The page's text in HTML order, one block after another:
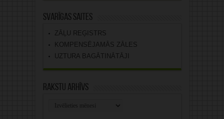
Svarīgas saites
ZĀĻU REĢISTRS
KOMPENSĒJAMĀS ZĀLES
UZTURA BAGĀTINĀTĀJI
Rakstu arhīvs